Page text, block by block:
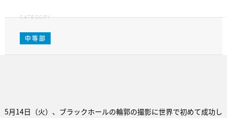
CATEGORY
中等部
5月14日（火）、ブラックホールの輪郭の撮影に世界で初めて成功し